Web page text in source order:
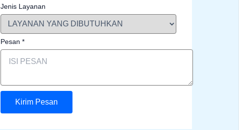
Jenis Layanan
Pesan *
Kirim Pesan